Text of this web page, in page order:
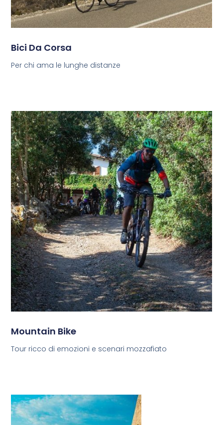
Bici Da Corsa
Per chi ama le lunghe distanze
Mountain Bike
Tour ricco di emozioni e scenari mozzafiato